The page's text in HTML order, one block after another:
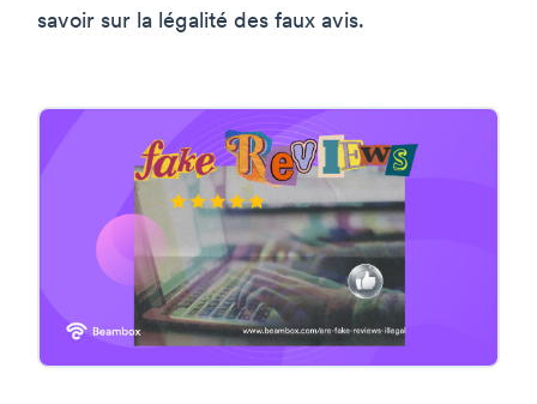
savoir sur la légalité des faux avis.